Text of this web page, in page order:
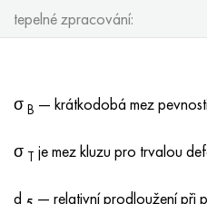
tepelné zpracování:
σ B — krátkodobá mez
σ T je mez kluzu pro trvalou
d — relativní prodloužení při